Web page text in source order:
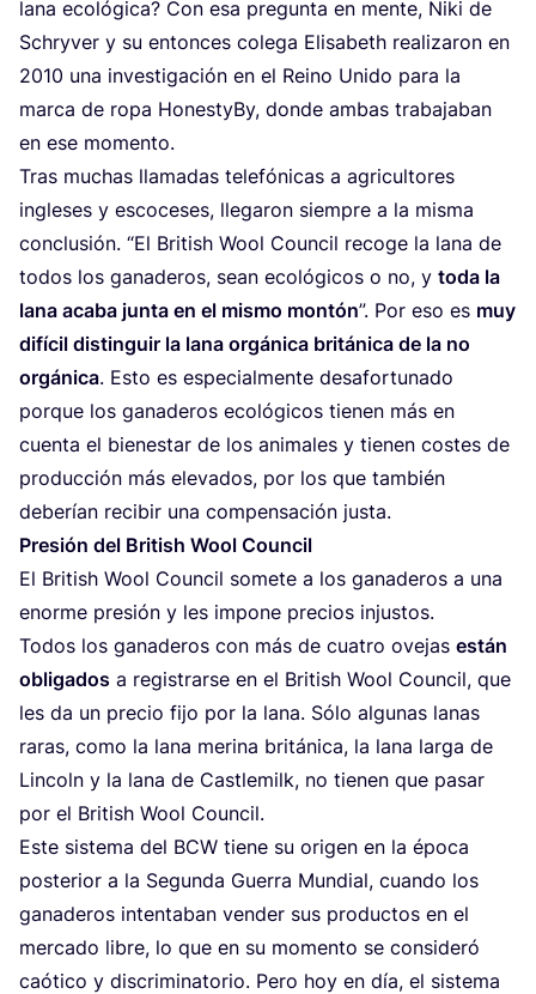
lana eco­ló­gi­ca? Con esa pre­gun­ta en men­te, Niki de
Schry­ver y su enton­ces cole­ga Eli­sa­beth rea­li­za­ron en
2010 una inves­ti­ga­ción en el Rei­no Uni­do para la
mar­ca de ropa HonestyBy, don­de ambas tra­ba­ja­ban
en ese momento.
Tras muchas lla­ma­das tele­fó­ni­cas a agri­cul­to­res
ingle­ses y esco­ce­ses, lle­ga­ron siem­pre a la mis­ma
con­clu­sión. “El Bri­tish Wool Coun­cil reco­ge la lana de
todos los gana­de­ros, sean eco­ló­gi­cos o no, y toda la
lana aca­ba jun­ta en el mis­mo mon­tón”. Por eso es muy
difí­cil dis­tin­guir la lana orgá­ni­ca bri­tá­ni­ca de la no
orgá­ni­ca. Esto es espe­cial­men­te des­afor­tu­na­do
por­que los gana­de­ros eco­ló­gi­cos tie­nen más en
cuen­ta el bien­es­tar de los ani­ma­les y tie­nen cos­tes de
pro­duc­ción más ele­va­dos, por los que tam­bién
debe­rían reci­bir una com­pen­sa­ción justa.
Pre­sión del Bri­tish Wool Council
El Bri­tish Wool Coun­cil some­te a los gana­de­ros a una
enor­me pre­sión y les impo­ne pre­cios injustos.
Todos los gana­de­ros con más de cua­tro ove­jas están
obli­ga­dos a regis­trar­se en el Bri­tish Wool Coun­cil, que
les da un pre­cio fijo por la lana. Sólo algu­nas lanas
raras, como la lana meri­na bri­tá­ni­ca, la lana lar­ga de
Lin­coln y la lana de Castle­milk, no tie­nen que pasar
por el Bri­tish Wool Council.
Este sis­te­ma del BCW tie­ne su ori­gen en la épo­ca
pos­te­rior a la Segun­da Gue­rra Mun­dial, cuan­do los
gana­de­ros inten­ta­ban ven­der sus pro­duc­tos en el
mer­ca­do libre, lo que en su momen­to se con­si­de­ró
caó­ti­co y dis­cri­mi­na­to­rio. Pero hoy en día, el sis­te­ma